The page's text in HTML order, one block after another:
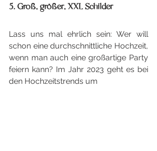
5. Groß, größer, XXL Schilder
Lass uns mal ehrlich sein: Wer will
schon eine durchschnittliche Hochzeit,
wenn man auch eine großartige Party
feiern kann? Im Jahr 2023 geht es bei
den Hochzeitstrends um